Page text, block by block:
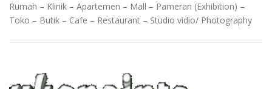
Rumah – Klinik – Apartemen – Mall – Pameran (Exhibition) –
Toko – Butik – Cafe – Restaurant – Studio vidio/ Photography